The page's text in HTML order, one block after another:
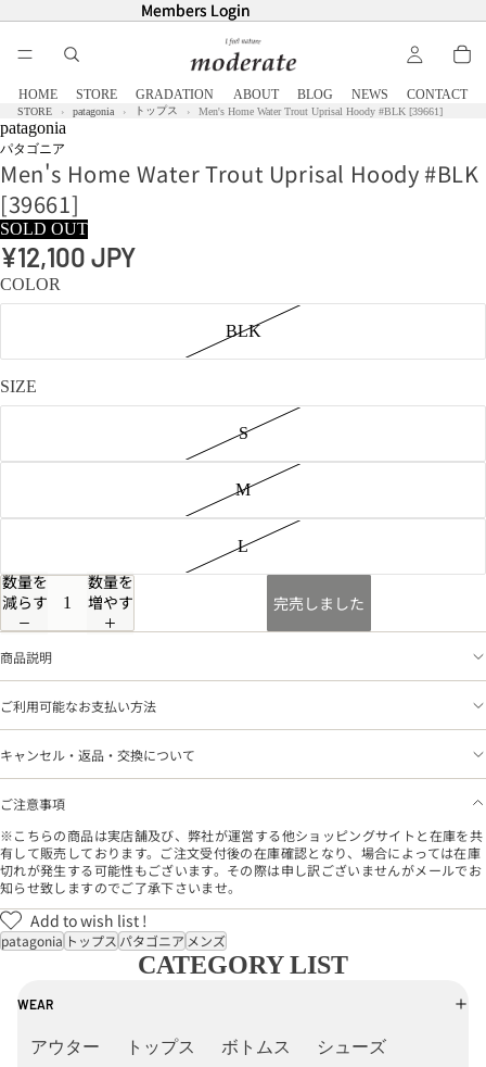
Members Login
Members Login
HOME STORE GRADATION ABOUT BLOG NEWS CONTACT
STORE patagonia トップス Men's Home Water Trout Uprisal Hoody #BLK [39661]
patagonia
パタゴニア
Men's Home Water Trout Uprisal Hoody #BLK
[39661]
SOLD OUT
¥12,100 JPY
COLOR
BLK
SIZE
S
M
L
数量を
減らす
数量を
増やす
完売しました
商品説明
ご利用可能なお支払い方法
キャンセル・返品・交換について
ご注意事項
※こちらの商品は実店舗及び、弊社が運営する他ショッピングサイトと在庫を共
有して販売しております。ご注文受付後の在庫確認となり、場合によっては在庫
切れが発生する可能性もございます。その際は申し訳ございませんがメールでお
知らせ致しますのでご了承下さいませ。
Add to wish list !
patagonia トップス パタゴニア メンズ
CATEGORY LIST
WEAR
アウター トップス ボトムス シューズ